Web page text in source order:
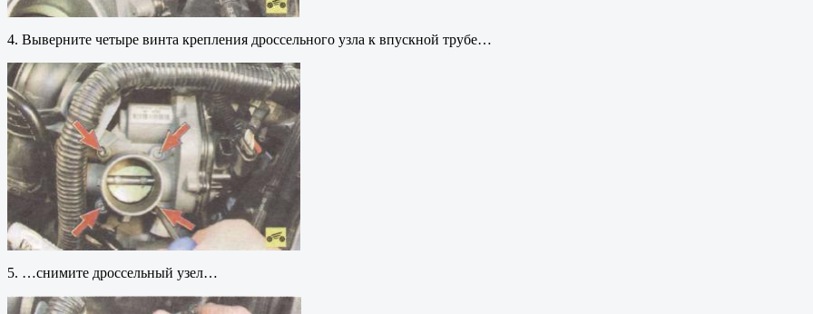
4. Выверните четыре винта крепления дроссельного узла к впускной трубе…
5. …снимите дроссельный узел…